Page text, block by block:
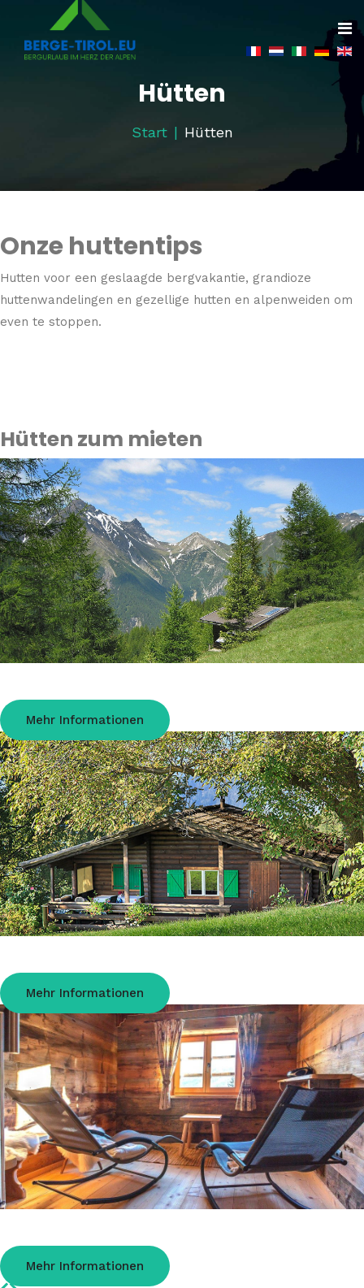
Hütten
Start Hütten
Onze huttentips
Hutten voor een geslaagde bergvakantie, grandioze
huttenwandelingen en gezellige hutten en alpenweiden om
even te stoppen.
Hütten zum mieten
Mehr Informationen
Mehr Informationen
Mehr Informationen